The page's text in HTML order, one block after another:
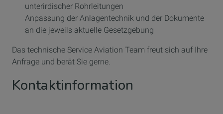
unterirdischer Rohrleitungen
Anpassung der Anlagentechnik und der Dokumente
an die jeweils aktuelle Gesetzgebung
Das technische Service Aviation Team freut sich auf Ihre
Anfrage und berät Sie gerne.
Kontaktinformation